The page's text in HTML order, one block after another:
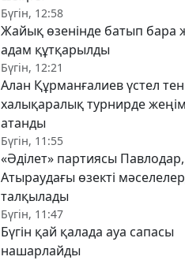
Бүгін, 12:58
Жайық өзенінде батып бара
адам құтқарылды
Бүгін, 12:21
Алан Құрманғалиев үстел
халықаралық турнирде
атанды
Бүгін, 11:55
«Әділет» партиясы
Атыраудағы өзекті
талқылады
Бүгін, 11:47
Бүгін қай қалада ауа сапасы
нашарлайды